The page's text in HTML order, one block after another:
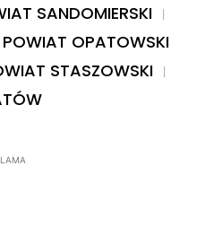
SANDOMIERSKI
POWIAT OPATOWSKI
STASZOWSKI